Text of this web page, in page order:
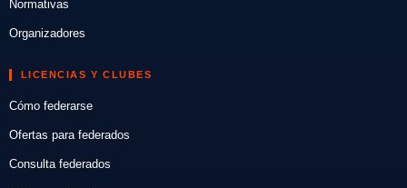
Normativas
Organizadores
LICENCIAS Y CLUBES
Cómo federarse
Ofertas para federados
Consulta federados